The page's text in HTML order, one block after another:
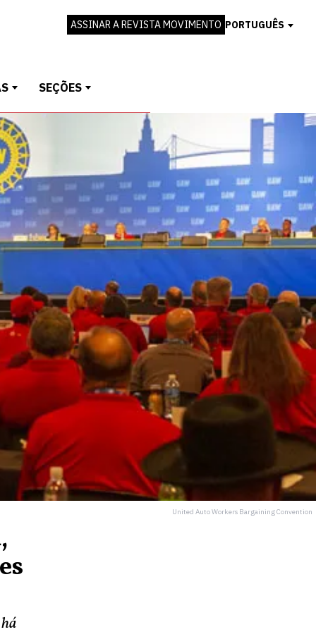
ASSINAR A REVISTA MOVIMENTO PORTUGUÊS
SEÇÕES
United Auto Workers Bargaining Convention